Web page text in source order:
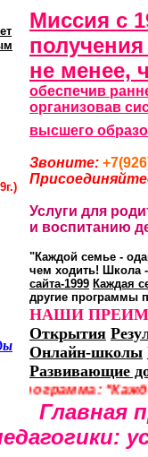
Миссия с
не менее,
обеспечив
организовав
высшего
Звоните: +7
Услуги для
и воспитанию
"Каждой семье -
чем ходить! Школа
сайта-1999 Каждая
другие программы
НАШИ
Открытия
Онлайн-школы
Развивающие
Программа:
Главная